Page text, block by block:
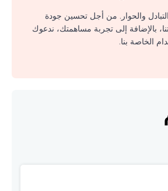
والحوار. من أجل تحسين جودة
بالإضافة إلى تجربة مساهمتك، ندعوك
الخاصة بنا.